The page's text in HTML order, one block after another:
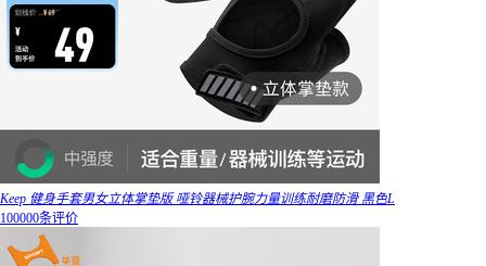
Keep 健身手套男女立体掌垫版 哑铃器械护腕力量训练耐磨防滑 黑色L
100000条评价